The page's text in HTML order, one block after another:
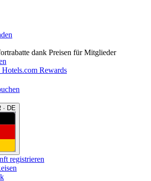
dank Preisen für Mitglieder
Rewards
· DE
registrieren